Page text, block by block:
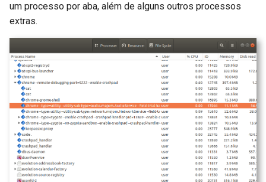
um processo por aba, além de alguns outros processos
extras.